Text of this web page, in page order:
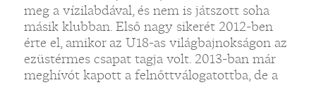
meg a vízilabdával, és nem is játszott soha
másik klubban. Első nagy sikerét 2012-ben
érte el, amikor az U18-as világbajnokságon az
ezüstérmes csapat tagja volt. 2013-ban már
meghívót kapott a felnőttválogatottba, de a